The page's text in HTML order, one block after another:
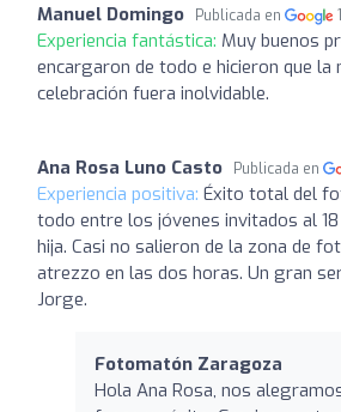
Manuel Domingo Publicada en
Experiencia fantástica: Muy buenos
encargaron de todo e hicieron que la
celebración fuera inolvidable.
Ana Rosa Luno Casto Publicada en
Experiencia positiva: Éxito total del
todo entre los jóvenes invitados al
hija. Casi no salieron de la zona de
atrezzo en las dos horas. Un gran
Jorge.
Fotomatón Zaragoza
Hola Ana Rosa, nos